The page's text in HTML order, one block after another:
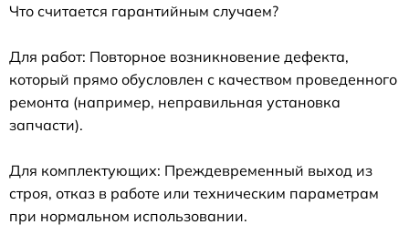
Что считается гарантийным случаем?
Для работ: Повторное возникновение дефекта,
который прямо обусловлен с качеством проведенного
ремонта (например, неправильная установка
запчасти).
Для комплектующих: Преждевременный выход из
строя, отказ в работе или техническим параметрам
при нормальном использовании.